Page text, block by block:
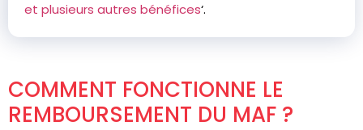
et plusieurs autres bénéfices‘.
COMMENT FONCTIONNE LE
REMBOURSEMENT DU MAF ?